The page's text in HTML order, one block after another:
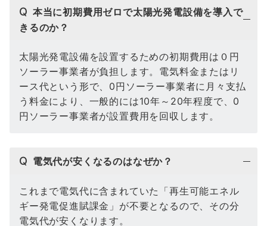
Q 本当に初期費用ゼロで太陽光発電設備を導入で
きるのか？
太陽光発電設備を設置するための初期費用は０円
ソーラー事業者が負担します。電気料金またはリ
ース代という形で、0円ソーラー事業者に月々支払
う料金により、一般的には10年～20年程度で、0
円ソーラー事業者が設置費用を回収します。
Q 電気代が安くなるのはなぜか？
これまで電気代に含まれていた「再生可能エネル
ギー発電促進賦課金」が不要となるので、その分
電気代が安くなります。